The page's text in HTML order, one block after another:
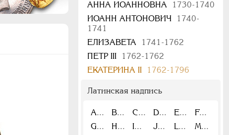
АННА ИОАННОВНА
1730-1740
ИОАНН АНТОНОВИЧ
1740-
1741
ЕЛИЗАВЕТА
1741-1762
ПЕТР III
1762-1762
ЕКАТЕРИНА II
1762-1796
Латинская надпись
A B C D E
F
G
H I J L
M